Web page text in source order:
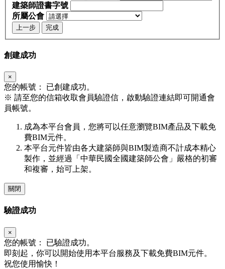
建築師證書字號
所屬公會
上一步 完成
創建成功
×
您的帳號：
已創建成功。
※ 請至您的信箱收取會員驗證信，啟動驗證連結即可開通會
員帳號。
成為本平台會員，您將可以任意瀏覽BIM產品及下載免
費BIM元件。
本平台元件皆由各大建築師與BIM製造商不計成本精心
製作，並經過「中華民國全國建築師公會」嚴格的初審
和複審，始可上架。
關閉
驗證成功
×
您的帳號：
已驗證成功。
即刻起，你可以開始使用本平台服務及下載免費BIM元件。
祝您使用愉快！